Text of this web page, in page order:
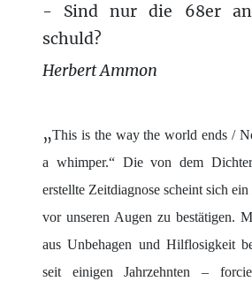
- Sind nur die 68er
schuld?
Herbert Ammon
„This is the way the world ends /
a whimper.“ Die von dem
erstellte Zeitdiagnose scheint sich ein
vor unseren Augen zu bestätigen.
aus Unbehagen und Hilflosigkeit
seit einigen Jahrzehnten –